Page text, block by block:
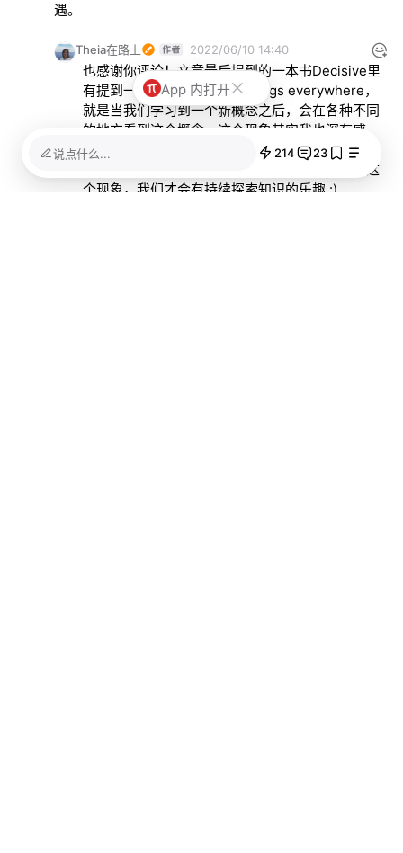
遇。
Theia在路上 2022/06/10 14:40
也感谢你评论！文章最后提到的一本书Decisive里
有提到一个心理现象：see things everywhere，
就是当我们学习到一个新概念之后，会在各种不同
的地方看到这个概念。这个现象其实我也深有感
受，尤其是二分式思维，我也是在各个地方看到各
种相关文章和评论。大脑真奇妙哈哈。不过多亏这
个现象，我们才会有持续探索知识的乐趣 :)
说点什么... 214 23
App 内打开